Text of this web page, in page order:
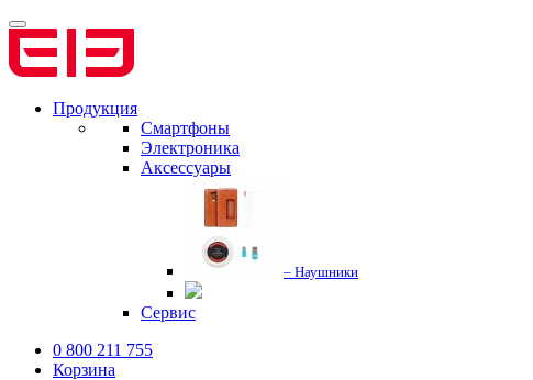
Продукция
Смартфоны
Электроника
Аксессуары
– Наушники
Сервис
0 800 211 755
Корзина